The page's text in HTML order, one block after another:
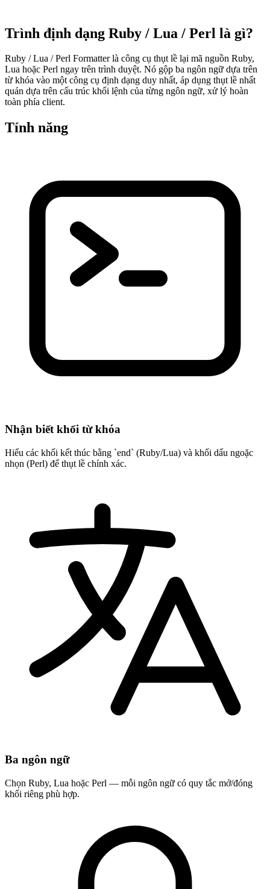
Trình định dạng Ruby / Lua / Perl là gì?
Ruby / Lua / Perl Formatter là công cụ thụt lề lại mã nguồn Ruby,
Lua hoặc Perl ngay trên trình duyệt. Nó gộp ba ngôn ngữ dựa trên
từ khóa vào một công cụ định dạng duy nhất, áp dụng thụt lề nhất
quán dựa trên cấu trúc khối lệnh của từng ngôn ngữ, xử lý hoàn
toàn phía client.
Tính năng
Nhận biết khối từ khóa
Hiểu các khối kết thúc bằng `end` (Ruby/Lua) và khối dấu ngoặc
nhọn (Perl) để thụt lề chính xác.
Ba ngôn ngữ
Chọn Ruby, Lua hoặc Perl — mỗi ngôn ngữ có quy tắc mở/đóng
khối riêng phù hợp.